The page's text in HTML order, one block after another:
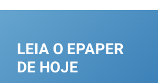
LEIA O EPAPER
DE HOJE